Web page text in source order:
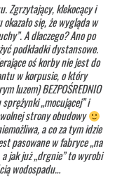
Zgrzytający, klekocący i
się, że wygląda w
A dlaczego? Ano po
podkładki dystansowe.
oś korby nie jest do
w korpusie, o który
luzem) BEZPOŚREDNIO
sprężynki „mocującej” i
strony obudowy
a co za tym idzie
pasowane w fabryce „na
jak już „drgnie” to wyrobi
wodospadu…